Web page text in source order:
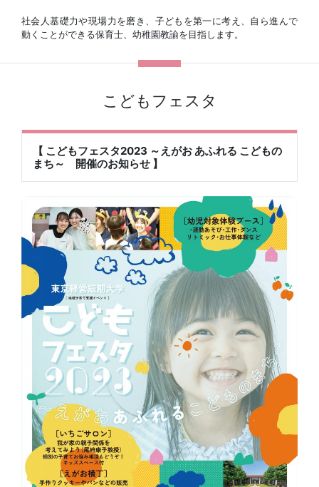
社会人基礎力や現場力を磨き、子どもを第一に考え、自ら進んで
動くことができる保育士、幼稚園教諭を目指します。
こどもフェスタ
【 こどもフェスタ2023 ～えがお あふれる こどもの
まち～ 開催のお知らせ 】